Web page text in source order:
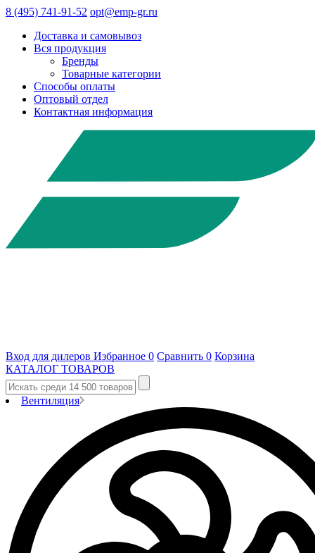
8 (495) 741-91-52 opt@emp-gr.ru
Доставка и самовывоз
Вся продукция
Бренды
Товарные категории
Способы оплаты
Оптовый отдел
Контактная информация
Вход для дилеров Избранное 0 Сравнить 0 Корзина
КАТАЛОГ ТОВАРОВ
Вентиляция